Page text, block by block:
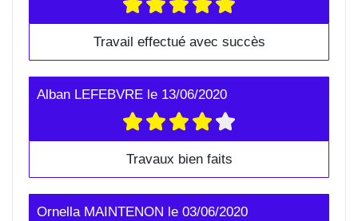
Travail effectué avec succès
Alban LEFEBVRE le 13/06/2020
Travaux bien faits
Ornella MAINTENON le 03/06/2020